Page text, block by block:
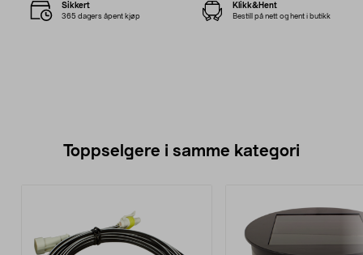
Sikkert
365 dagers åpent kjøp
Klikk&Hent
Bestill på nett og hent i butikk
Toppselgere i samme kategori